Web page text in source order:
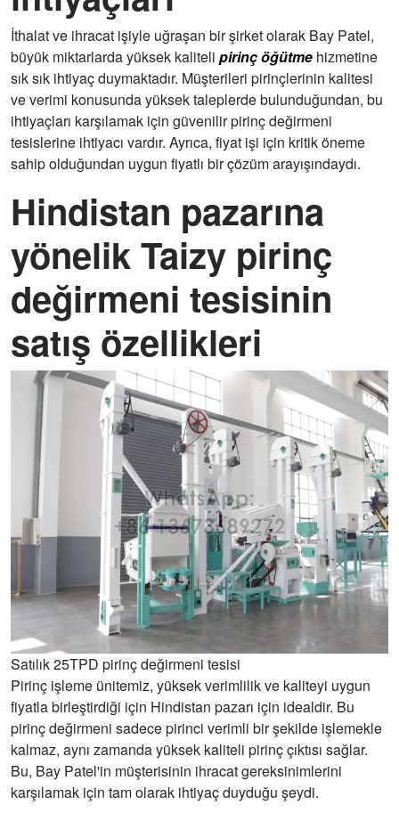
İthalat ve ihracat işiyle uğraşan bir şirket olarak Bay Patel,
büyük miktarlarda yüksek kaliteli pirinç öğütme hizmetine
sık sık ihtiyaç duymaktadır. Müşterileri pirinçlerinin kalitesi
ve verimi konusunda yüksek taleplerde bulunduğundan, bu
ihtiyaçları karşılamak için güvenilir pirinç değirmeni
tesislerine ihtiyacı vardır. Ayrıca, fiyat işi için kritik öneme
sahip olduğundan uygun fiyatlı bir çözüm arayışındaydı.
Hindistan pazarına
yönelik Taizy pirinç
değirmeni tesisinin
satış özellikleri
Satılık 25TPD pirinç değirmeni tesisi
Pirinç işleme ünitemiz, yüksek verimlilik ve kaliteyi uygun
fiyatla birleştirdiği için Hindistan pazarı için idealdir. Bu
pirinç değirmeni sadece pirinci verimli bir şekilde işlemekle
kalmaz, aynı zamanda yüksek kaliteli pirinç çıktısı sağlar.
Bu, Bay Patel'in müşterisinin ihracat gereksinimlerini
karşılamak için tam olarak ihtiyaç duyduğu şeydi.